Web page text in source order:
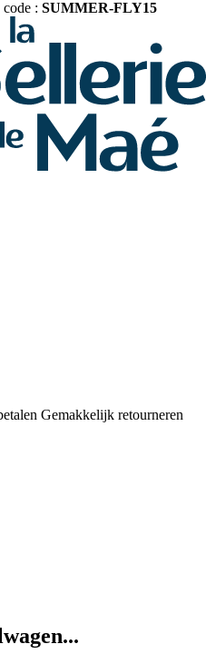
: SUMMER-FLY15
Gemakkelijk retourneren